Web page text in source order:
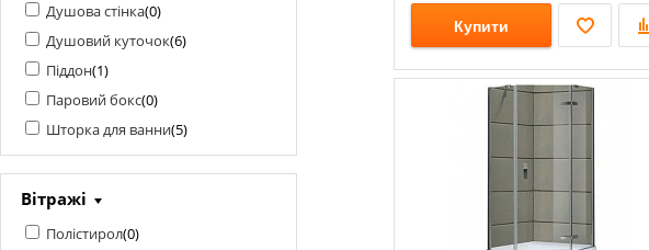
Душова стінка(0)
Душовий куточок(6)
Піддон(1)
Паровий бокс(0)
Шторка для ванни(5)
Вітражі
Полістирол(0)
Купити